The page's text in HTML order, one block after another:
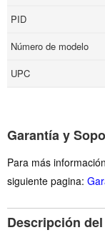
PID
Número de modelo
UPC
Garantía y
Para más
siguiente pagina:
Descripción